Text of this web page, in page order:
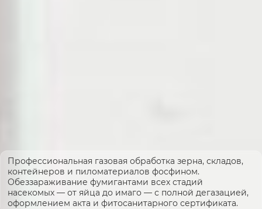
Профессиональная газовая обработка зерна, складов,
контейнеров и пиломатериалов фосфином.
Обеззараживание фумигантами всех стадий
насекомых — от яйца до имаго — с полной дегазацией,
оформлением акта и фитосанитарного сертификата.